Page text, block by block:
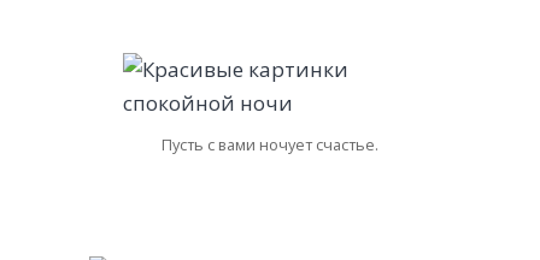
Пусть с вами ночует счастье.